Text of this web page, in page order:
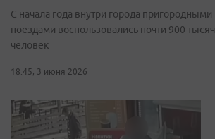
С начала года внутри города пригородными
поездами воспользовались почти 900 тысяч
человек
18:45, 3 июня 2026